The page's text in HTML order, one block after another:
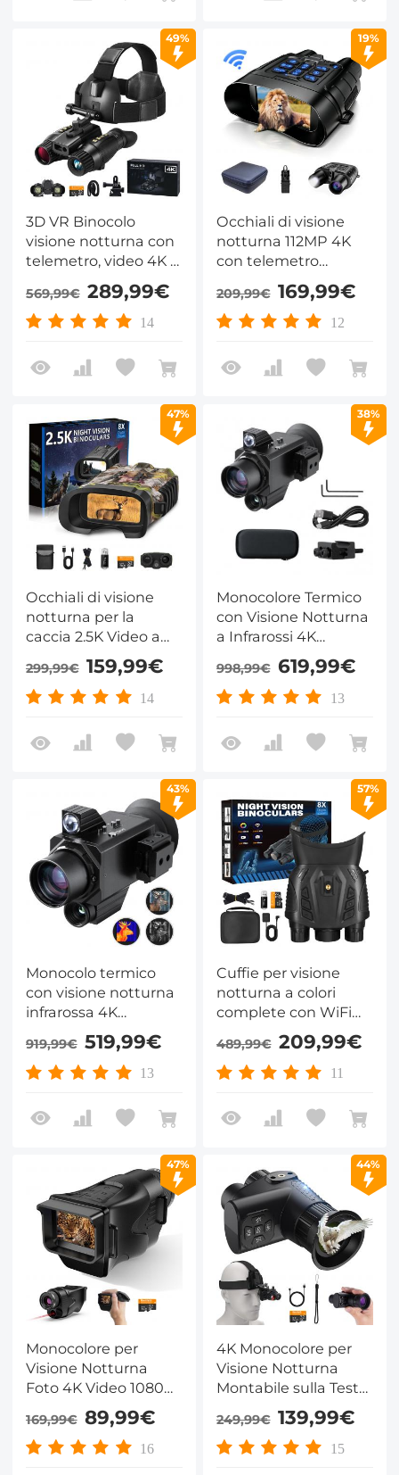
49%
3D VR Binocolo
visione notturna con
telemetro, video 4K e
foto 36MP, doppio
display, visione
notturna IR
montato a testa,
scheda da 32GB
569,99€ 289,99€
14
19%
Occhiali di visione
notturna 112MP 4K
con telemetro
1200M/3937FT, WiFi
integrato, visione
notturna IR
torcia e
retroilluminati,
209,99€ 169,99€
12
47%
Occhiali di visione
notturna per la
caccia 2.5K Video a
colori notte e giorno
300m Portata
Kentfaith
299,99€ 159,99€
14
38%
Monocolore Termico
con Visione Notturna
a Infrarossi 4K
Frequenza di 60Hz ＜
25mk NETD Kentfaith
998,99€ 619,99€
13
43%
Monocolo termico
con visione notturna
infrarossa 4K
frequenza di
aggiornamento a
60Hz e NETD ＜25mk
919,99€ 519,99€
13
57%
Cuffie per visione
notturna a colori
complete con WiFi
GPS 300M/984FT e
scheda da 32 GB
Kentfaith
489,99€ 209,99€
11
47%
Monocolore per
Visione Notturna
Foto 4K Video 1080P,
Schermo 2", Batteria
Ricaricabile
3000mAh Kentfaith
169,99€ 89,99€
16
44%
4K Monocolore per
Visione Notturna
Montabile sulla Testa,
Portata di Visione
Notturna 400M/1312,
Schermo Interno HD,
249,99€ 139,99€
15